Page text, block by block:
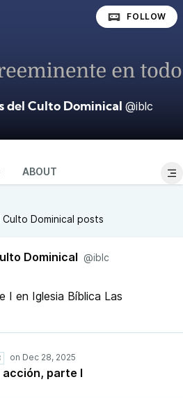
del Culto Dominical @iblc
FOLLOW
ABOUT
Dominical posts
Dominical @iblc
I en Iglesia Bíblica Las
acción, parte I